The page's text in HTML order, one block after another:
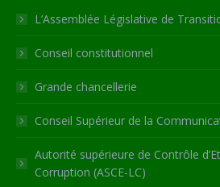
in
new
window
in
new
window
in
new
window
in
new
window
opens
in
new
L’Assemblée Législative de
Conseil constitutionnel
Grande chancellerie
Conseil Supérieur de la
Autorité supérieure de Contrôle
Corruption (ASCE-LC)